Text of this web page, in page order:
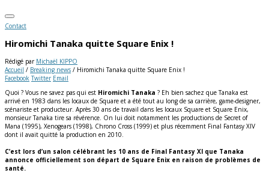
Contact
Hiromichi Tanaka quitte Square Enix !
Rédigé par Michaël KIPPO
Accueil / Breaking news / Hiromichi Tanaka quitte Square Enix !
Facebook Twitter Email
Quoi ? Vous ne savez pas qui est Hiromichi Tanaka ? Eh bien sachez que Tanaka est
arrivé en 1983 dans les locaux de Square et a été tout au long de sa carrière, game-designer,
scénariste et producteur. Après 30 ans de travail dans les locaux Square et Square Enix,
monsieur Tanaka tire sa révérence. On lui doit notamment les productions de Secret of
Mana (1995), Xenogears (1998), Chrono Cross (1999) et plus récemment Final Fantasy XIV
dont il avait quitté la production en 2010.
C’est lors d’un salon célébrant les 10 ans de Final Fantasy XI que Tanaka
annonce officiellement son départ de Square Enix en raison de problèmes de
santé.